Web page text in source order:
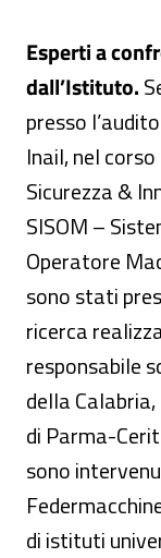
Esperti a
dall’Istituto.
presso
Inail, nel
Sicurezza &
SISOM –
Operatore
sono stati
ricerca
responsabile
della
di Parma-
sono
di istituti